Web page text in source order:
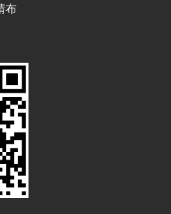
免機車鑰匙脫落吧
Motorcycle Key From Falling
告/ AdGuard
Blocker
布